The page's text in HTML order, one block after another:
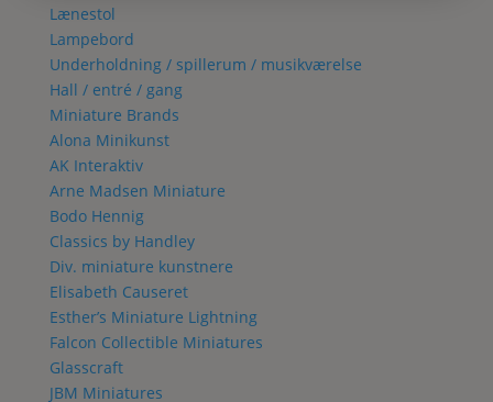
Lænestol
Lampebord
Underholdning / spillerum / musikværelse
Hall / entré / gang
Miniature Brands
Alona Minikunst
AK Interaktiv
Arne Madsen Miniature
Bodo Hennig
Classics by Handley
Div. miniature kunstnere
Elisabeth Causeret
Esther’s Miniature Lightning
Falcon Collectible Miniatures
Glasscraft
JBM Miniatures